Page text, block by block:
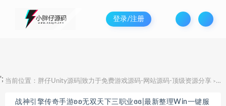
登录/注册
'; 当前位置： 胖仔Unity源码|致力于免费游戏源码-网站源码-顶级资源分享 > 战
战神引擎传奇手游ʚʚ无双天下三职业ɞɞ|最新整理Win一键服